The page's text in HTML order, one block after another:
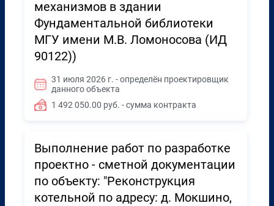
механизмов в здании
Фундаментальной библиотеки
МГУ имени М.В. Ломоносова (ИД
90122))
31 июля 2026 г. - определён проектировщик
данного объекта
1 492 050.00 руб. - сумма контракта
Выполнение работ по разработке
проектно - сметной документации
по объекту: "Реконструкция
котельной по адресу: д. Мокшино,